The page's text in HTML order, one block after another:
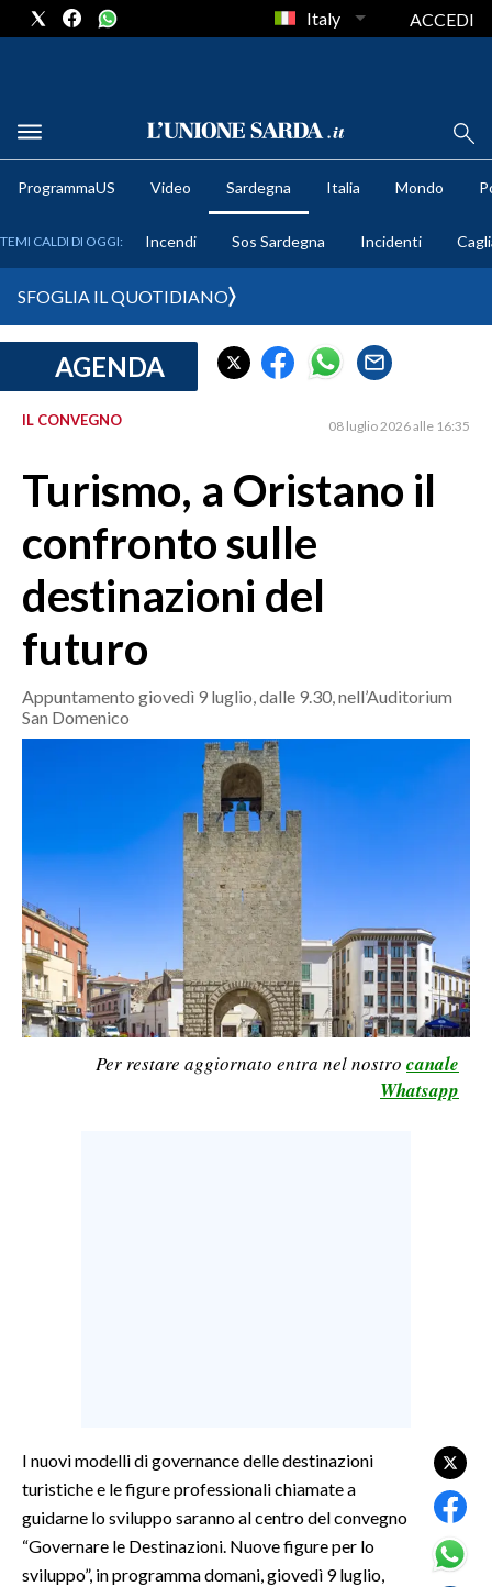
METEO
CRONACA SARDEGNA
MEDIO CAMPIDANO
ORISTANO E PROVINCIA
GALLURA
NUORO E PROVINCIA
OGLIASTRA
AGENDA
ECONOMIA
SERVIZI ALLE IMPRESE
LAVORO
CULTURA
SPETTACOLI
GOSSIP
Italy ACCEDI
ProgrammaUS Video Sardegna Italia Mondo
TEMI CALDI DI OGGI: Incendi Sos Sardegna Incidenti
SFOGLIA IL QUOTIDIANO
AGENDA
IL CONVEGNO 08 luglio 2026 alle 16:35
Turismo, a Oristano il
confronto sulle
destinazioni del
futuro
Appuntamento giovedì 9 luglio, dalle 9.30, nell’Auditorium
San Domenico
Per restare aggiornato entra nel nostro canale
Whatsapp
I nuovi modelli di governance delle destinazioni
turistiche e le figure professionali chiamate a
guidarne lo sviluppo saranno al centro del convegno
“Governare le Destinazioni. Nuove figure per lo
sviluppo”, in programma domani, giovedì 9 luglio,